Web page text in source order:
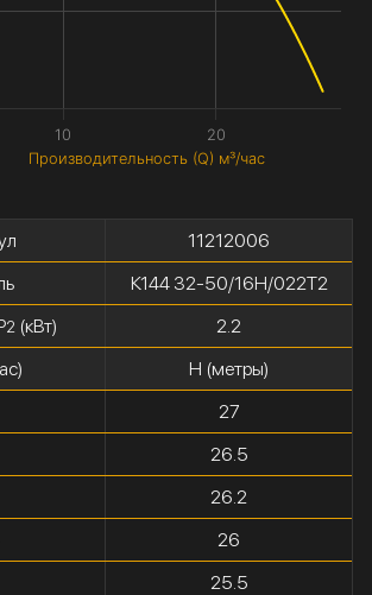
Производительность (Q) м³/час
10 20
11212006
К144 32-50/16Н/022Т2
2 (кВт)
2.2
H (метры)
27
26.5
26.2
26
25.5